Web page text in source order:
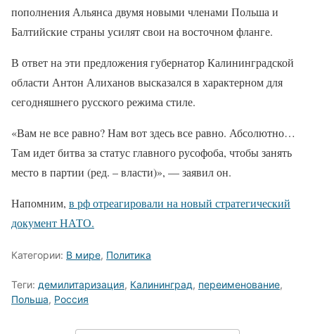
пополнения Альянса двумя новыми членами Польша и
Балтийские страны усилят свои на восточном фланге.
В ответ на эти предложения губернатор Калининградской
области Антон Алиханов высказался в характерном для
сегодняшнего русского режима стиле.
«Вам не все равно? Нам вот здесь все равно. Абсолютно…
Там идет битва за статус главного русофоба, чтобы занять
место в партии (ред. – власти)», — заявил он.
Напомним, в рф отреагировали на новый стратегический
документ НАТО.
Категории: В мире, Политика
Теги: демилитаризация, Калининград, переименование,
Польша, Россия